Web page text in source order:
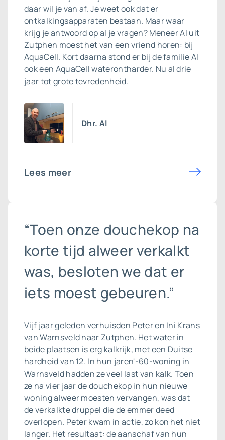
daar wil je van af. Je weet ook dat er
ontkalkingsapparaten bestaan. Maar waar
krijg je antwoord op al je vragen? Meneer Al uit
Zutphen moest het van een vriend horen: bij
AquaCell. Kort daarna stond er bij de familie Al
ook een AquaCell waterontharder. Nu al drie
jaar tot grote tevredenheid.
Dhr. Al
Lees meer
“Toen onze douchekop na
korte tijd alweer verkalkt
was, besloten we dat er
iets moest gebeuren.”
Vijf jaar geleden verhuisden Peter en Ini Krans
van Warnsveld naar Zutphen. Het water in
beide plaatsen is erg kalkrijk, met een Duitse
hardheid van 12. In hun jaren'-60-woning in
Warnsveld hadden ze veel last van kalk. Toen
ze na vier jaar de douchekop in hun nieuwe
woning alweer moesten vervangen, was dat
de verkalkte druppel die de emmer deed
overlopen. Peter kwam in actie, zo kon het niet
langer. Het resultaat: de aanschaf van hun